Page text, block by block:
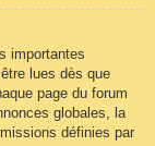
importantes
lues dès que
page du forum
globales, la
définies par